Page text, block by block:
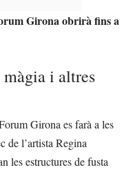
Girona obrirà fins a
i altres
Girona es farà a les
de l’artista Regina
les estructures de fusta